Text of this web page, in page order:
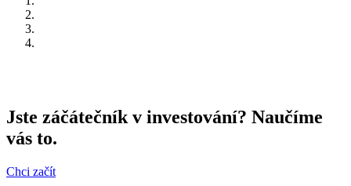
Jste záčátečník v investování? Naučíme
vás to.
Chci začít